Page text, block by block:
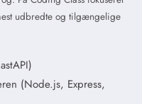
udbredte og tilgængelige
(Node.js, Express,